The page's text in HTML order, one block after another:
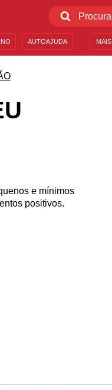
MAIS
AUTOAJUDA
e mínimos
positivos.